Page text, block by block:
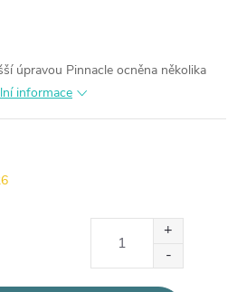
úpravou Pinnacle ocněna několika
informace